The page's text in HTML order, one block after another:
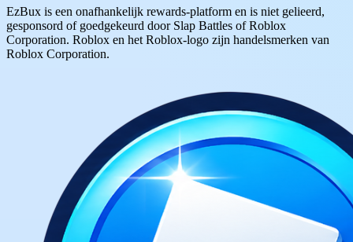
EzBux is een onafhankelijk rewards-platform en is niet gelieerd,
gesponsord of goedgekeurd door Slap Battles of Roblox
Corporation. Roblox en het Roblox-logo zijn handelsmerken van
Roblox Corporation.